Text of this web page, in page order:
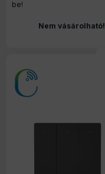
be!
Nem vásárolható!